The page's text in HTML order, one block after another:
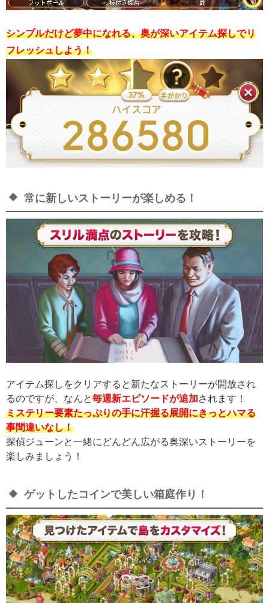
シンプルだけど夢中になれる、奥が深いアイテム探しでリ
フレッシュしよう！
常に新しいストーリーが楽しめる！
アイテム探しをクリアすると新たなストーリーが開放され
るのですが、なんと毎週新エピソードが追加 されます！
ミステリー要素たっぷりの手に汗握る展開にきっとハマる
事間違いなし！
探偵ジューンと一緒にどんどん広がる奥深いストーリーを
楽しみましょう！
ゲットしたコインで美しい箱庭作り！